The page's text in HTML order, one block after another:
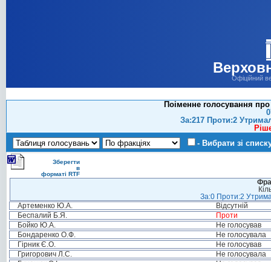
Офіційний
Поіменне голосування
За:217 Проти:2
- Вибрати зі
Зберегти
в
форматі RTF
За:0 Проти:2
Артеменко Ю.А.
Відсутній
Беспалий Б.Я.
Проти
Бойко Ю.А.
Не голосував
Бондаренко О.Ф.
Не голосувала
Гірник Є.О.
Не голосував
Григорович Л.С.
Не голосувала